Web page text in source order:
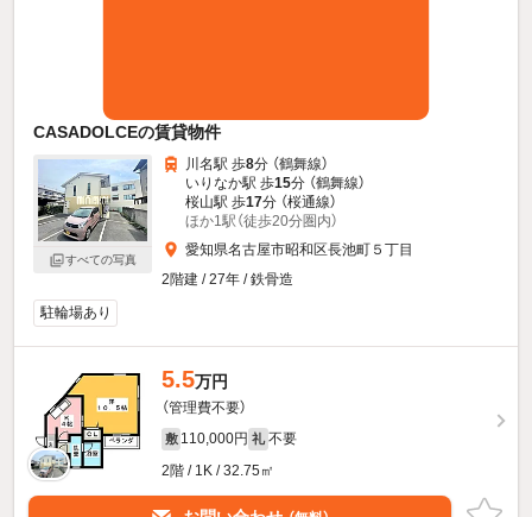
CASADOLCEの賃貸物件
すべての写真
川名駅 歩8分 （鶴舞線）
いりなか駅 歩15分 （鶴舞線）
桜山駅 歩17分 （桜通線）
ほか1駅（徒歩20分圏内）
愛知県名古屋市昭和区長池町５丁目
2階建 / 27年 / 鉄骨造
駐輪場あり
5.5万円
（管理費不要）
敷 110,000円 礼 不要
2階 / 1K / 32.75㎡